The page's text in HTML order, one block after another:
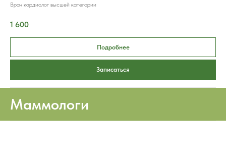
Врач кардиолог высшей категории
1 600
Подробнее
Записаться
Маммологи